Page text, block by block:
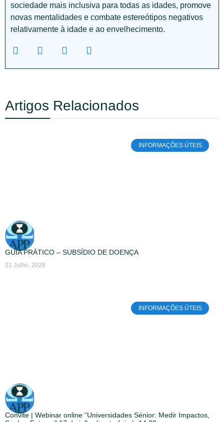
sociedade mais inclusiva para todas as idades, promove
novas mentalidades e combate estereótipos negativos
relativamente à idade e ao envelhecimento.
Artigos Relacionados
INFORMAÇÕES ÚTEIS
GUIA PRÁTICO – SUBSÍDIO DE DOENÇA
21 Julho, 2026
INFORMAÇÕES ÚTEIS
Convite | Webinar online “Universidades Sénior: Medir Impactos,